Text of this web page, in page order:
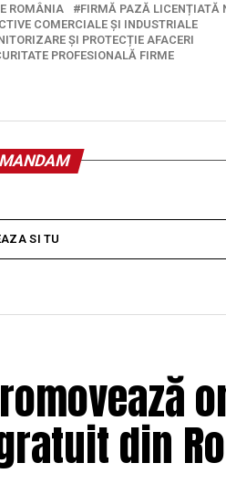
ROMÂNIA
FIRMĂ PAZĂ LICENȚIATĂ
COMERCIALE ȘI INDUSTRIALE
ȘI PROTECȚIE AFACERI
PROFESIONALĂ FIRME
SI TU
din